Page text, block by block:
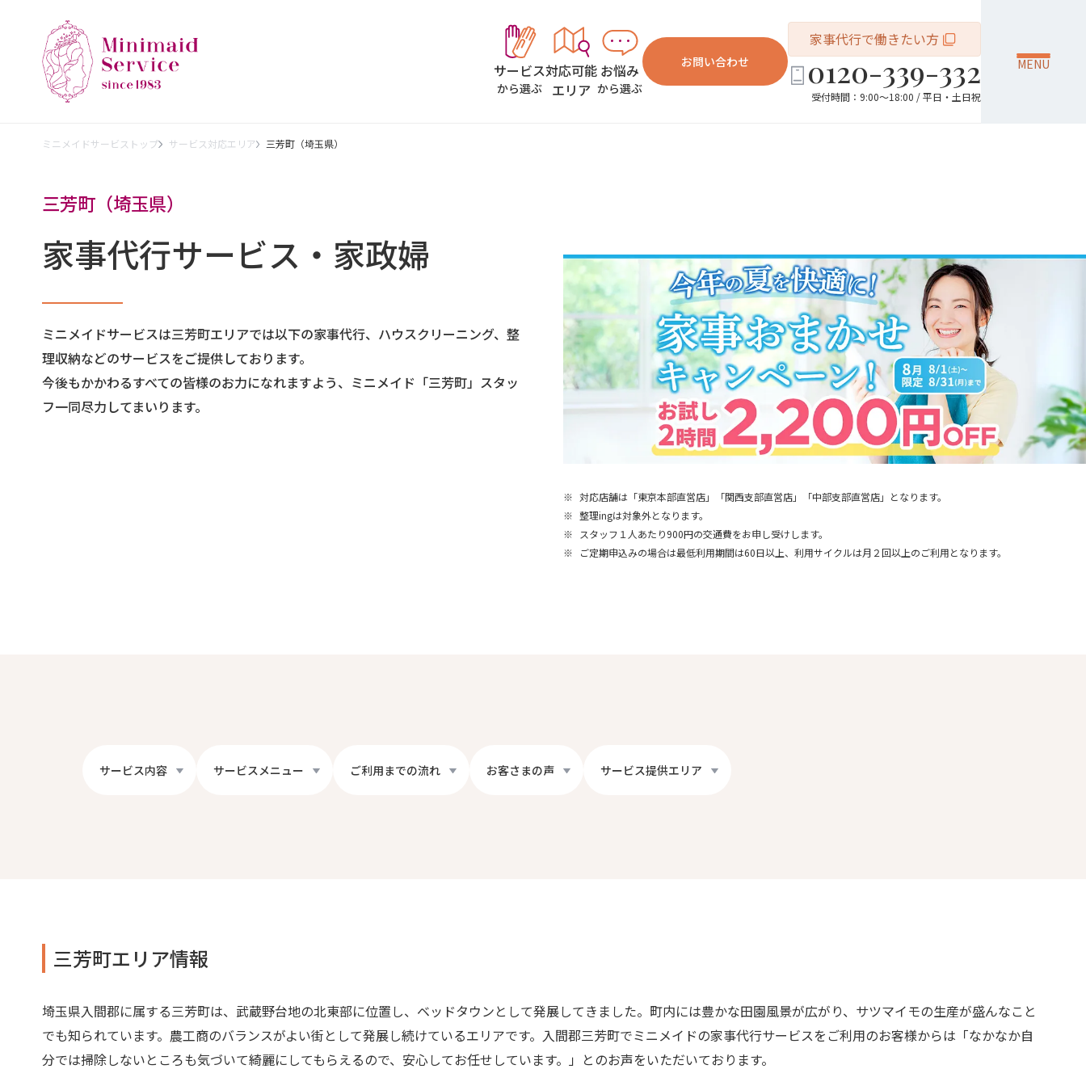
サービス
から選ぶ
対応可能
エリア
お悩み
から選ぶ
お問い合わせ
家事代行で働きたい方
0120-339-332
受付時間：9:00～18:00 / 平日・土日祝
MENU
ミニメイドサービストップ サービス対応エリア 三芳町（埼玉県）
三芳町（埼玉県）
家事代行サービス・家政婦
ミニメイドサービスは三芳町エリアでは以下の家事代行、ハウスクリーニング、整
理収納などのサービスをご提供しております。
今後もかかわるすべての皆様のお力になれますよう、ミニメイド「三芳町」スタッ
フ一同尽力してまいります。
※ 対応店舗は「東京本部直営店」「関西支部直営店」「中部支部直営店」となります。
※ 整理ingは対象外となります。
※
スタッフ１人あたり900円の交通費をお申し受けします。
※
ご定期申込みの場合は最低利用期間は60日以上、利用サイクルは月２回以上のご利用となります。
サービス内容 サービスメニュー ご利用までの流れ お客さまの声 サービス提供エリア
三芳町エリア情報
埼玉県入間郡に属する三芳町は、武蔵野台地の北東部に位置し、ベッドタウンとして発展してきました。町内には豊かな田園風景が広がり、サツマイモの生産が盛んなこと
でも知られています。農工商のバランスがよい街として発展し続けているエリアです。入間郡三芳町でミニメイドの家事代行サービスをご利用のお客様からは「なかなか自
分では掃除しないところも気づいて綺麗にしてもらえるので、安心してお任せしています。」とのお声をいただいております。